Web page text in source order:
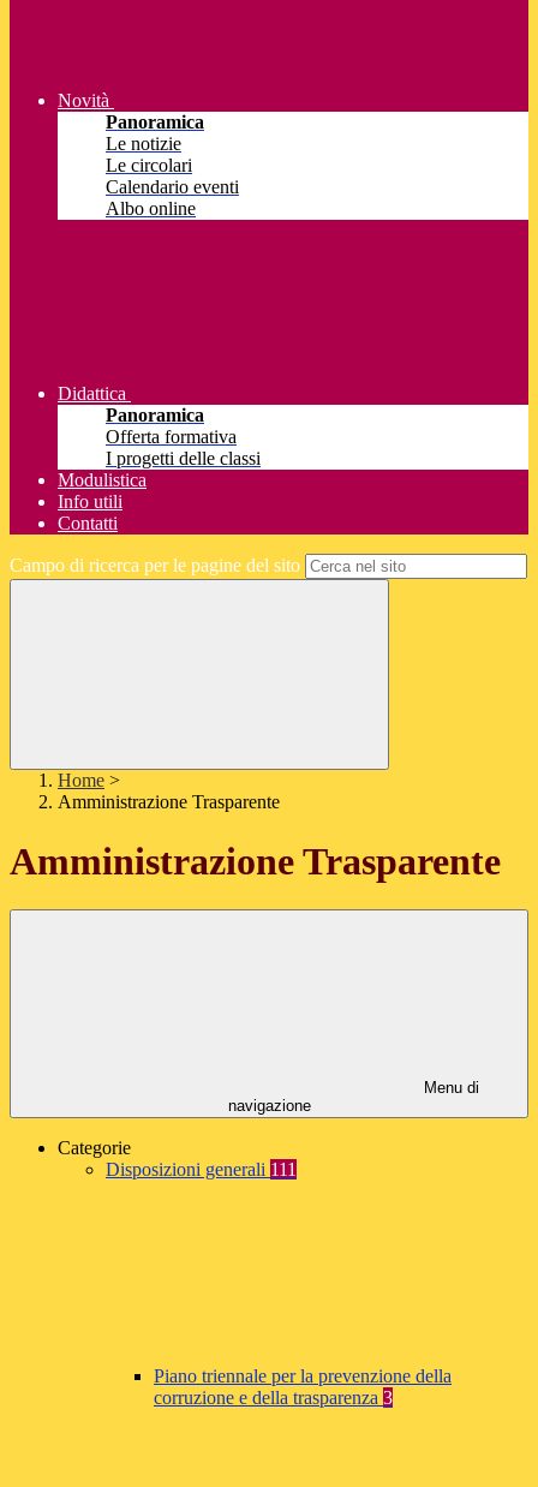
Novità
Panoramica
Le notizie
Le circolari
Calendario eventi
Albo online
Didattica
Panoramica
Offerta formativa
I progetti delle classi
Modulistica
Info utili
Contatti
Campo di ricerca per le pagine del sito
Home >
Amministrazione Trasparente
Amministrazione Trasparente
Menu di
navigazione
Categorie
Disposizioni generali 111
Piano triennale per la prevenzione della
corruzione e della trasparenza 3